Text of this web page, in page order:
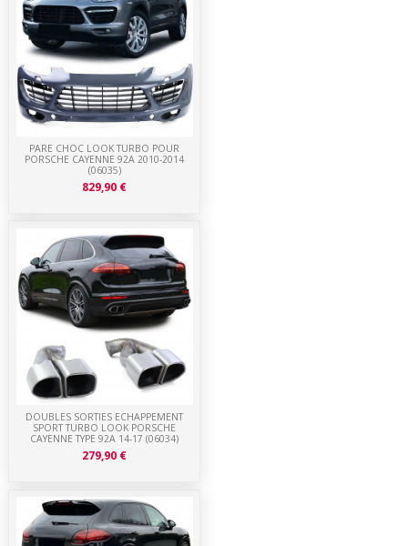
DOUBLES SORTIES ECHAPPEMENT
SPORT TURBO LOOK PORSCHE
CAYENNE TYPE 92A 14-17 (06034)
279,90 €
PARE CHOC LOOK TURBO POUR
PORSCHE CAYENNE 92A 2010-2014
(06035)
829,90 €